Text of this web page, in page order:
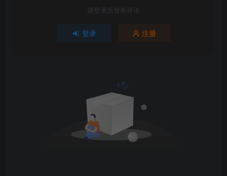
请登录后发表评论
登录 注册